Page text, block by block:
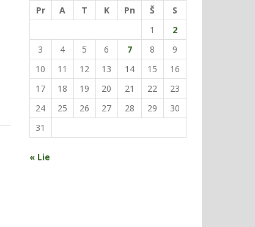
Pr
A T K Pn Š
S
1
2
3
4 5 6 7 8
9
10
11 12 13 14 15
16
17
18 19 20 21 22
23
24
25 26 27 28 29
30
31
« Lie